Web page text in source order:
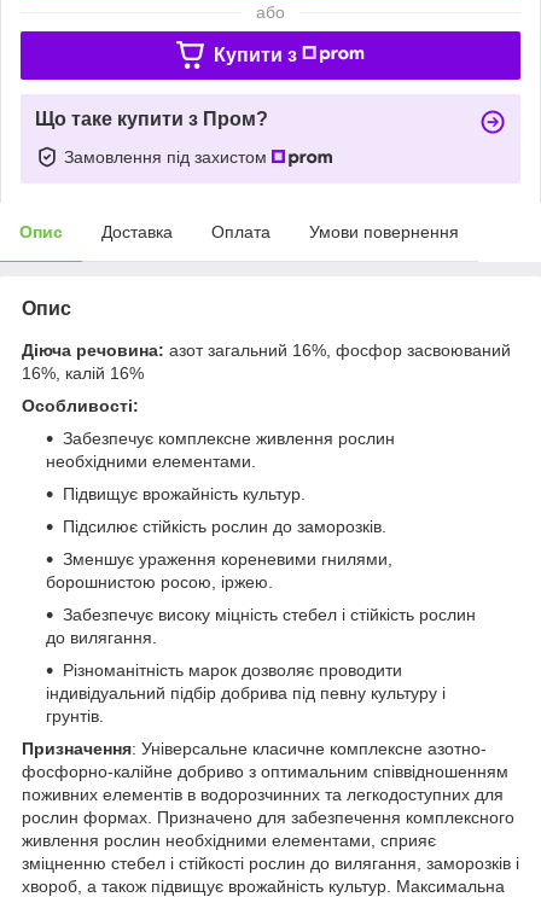
або
Купити з
Що таке купити з Пром?
Замовлення під захистом
Опис Доставка Оплата Умови повернення
Опис
Діюча речовина: азот загальний 16%, фосфор засвоюваний
16%, калій 16%
Особливості:
Забезпечує комплексне живлення рослин
необхідними елементами.
Підвищує врожайність культур.
Підсилює стійкість рослин до заморозків.
Зменшує ураження кореневими гнилями,
борошнистою росою, іржею.
Забезпечує високу міцність стебел і стійкість рослин
до вилягання.
Різноманітність марок дозволяє проводити
індивідуальний підбір добрива під певну культуру і
грунтів.
Призначення: Універсальне класичне комплексне азотно-
фосфорно-калійне добриво з оптимальним співвідношенням
поживних елементів в водорозчинних та легкодоступних для
рослин формах. Призначено для забезпечення комплексного
живлення рослин необхідними елементами, сприяє
зміцненню стебел і стійкості рослин до вилягання, заморозків і
хвороб, а також підвищує врожайність культур. Максимальна